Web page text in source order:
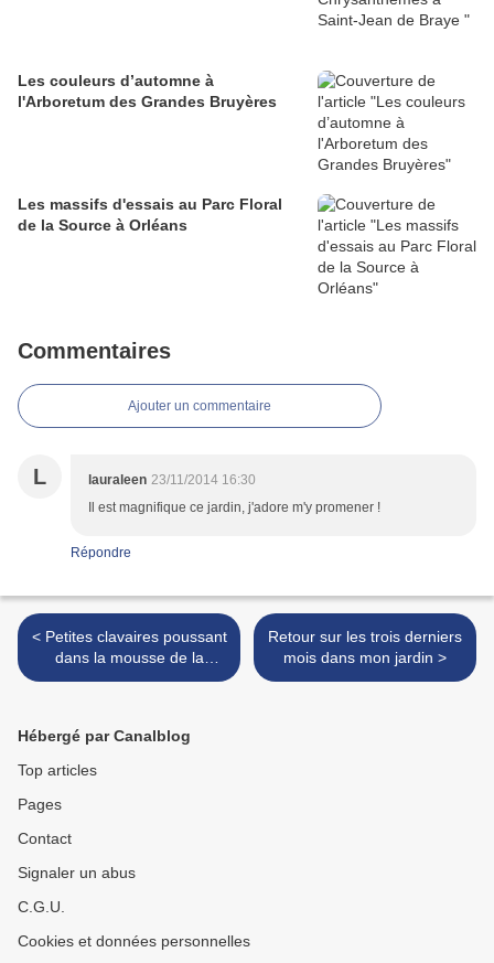
Les couleurs d’automne à
l'Arboretum des Grandes Bruyères
Les massifs d'essais au Parc Floral
de la Source à Orléans
Commentaires
Ajouter un commentaire
L lauraleen 23/11/2014 16:30
Il est magnifique ce jardin, j'adore m'y promener !
Répondre
< Petites clavaires poussant
dans la mousse de la
pelouse
Retour sur les trois derniers
mois dans mon jardin >
Hébergé par Canalblog
Top articles
Pages
Contact
Signaler un abus
C.G.U.
Cookies et données personnelles